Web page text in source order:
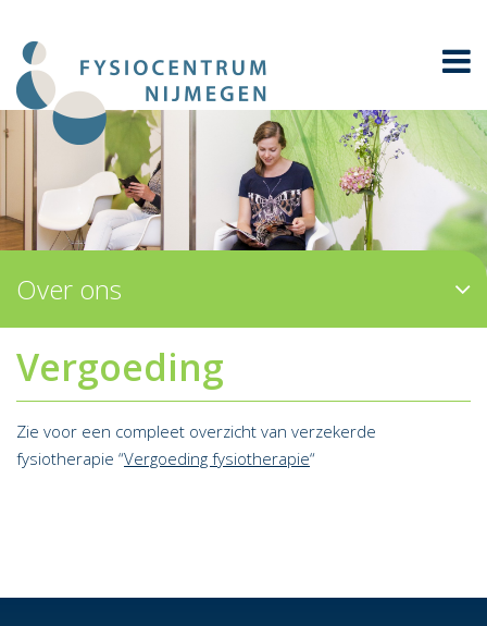
Over ons
Vergoeding
Zie voor een compleet overzicht van verzekerde
fysiotherapie “Vergoeding fysiotherapie“